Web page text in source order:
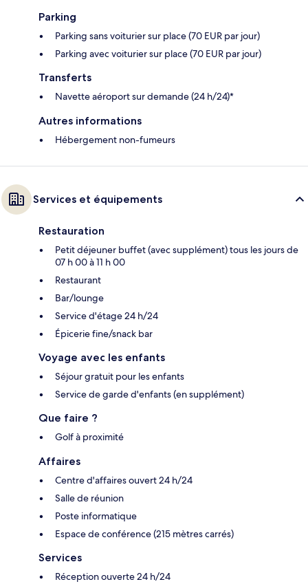
Parking
Parking sans voiturier sur place (70 EUR par jour)
Parking avec voiturier sur place (70 EUR par jour)
Transferts
Navette aéroport sur demande (24 h/24)*
Autres informations
Hébergement non-fumeurs
Services et équipements
Restauration
Petit déjeuner buffet (avec supplément) tous les jours de
07 h 00 à 11 h 00
Restaurant
Bar/lounge
Service d'étage 24 h/24
Épicerie fine/snack bar
Voyage avec les enfants
Séjour gratuit pour les enfants
Service de garde d'enfants (en supplément)
Que faire ?
Golf à proximité
Affaires
Centre d'affaires ouvert 24 h/24
Salle de réunion
Poste informatique
Espace de conférence (215 mètres carrés)
Services
Réception ouverte 24 h/24